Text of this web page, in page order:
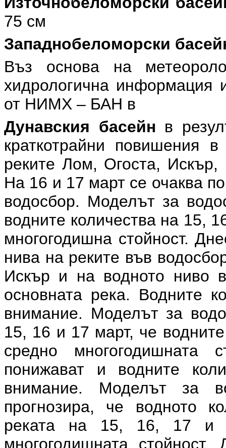
75 см
Западнобеломорски
Въз основа на
хидрологична информация
от НИМХ – БАН в
Дунавския басейн в
краткотрайни повишения
реките Лом, Огоста,
На 16 и 17 март се очаква
водосбор. Моделът за
водните количества на 15,
многогодишна стойност.
нива на реките във
Искър и на водното ниво
основната река. Водните
внимание. Моделът за
15, 16 и 17 март, че
средно
понижават и водните
внимание. Моделът за
прогнозира, че водното
реката на 15, 16, 17 и
многогодишната